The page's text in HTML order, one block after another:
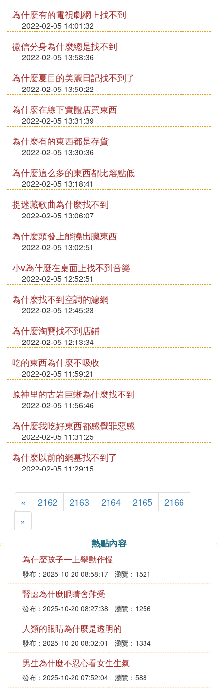
為什麼有的電視劇網上找不到
2022-02-05 14:01:32
微信分身為什麼總是找不到
2022-02-05 13:58:36
為什麼夏目的美麗日記找不到了
2022-02-05 13:50:22
為什麼在線下實體店買東西
2022-02-05 13:31:39
為什麼有的東西都是存貨
2022-02-05 13:30:36
為什麼這么多的東西都比熔點低
2022-02-05 13:18:41
捉迷藏歌曲為什麼找不到
2022-02-05 13:06:07
為什麼頭發上能撓出臟東西
2022-02-05 13:02:51
小v為什麼在桌面上找不到音樂
2022-02-05 12:52:51
為什麼找不到空調的濾網
2022-02-05 12:45:23
為什麼淘寶找不到店鋪
2022-02-05 12:13:34
吃的東西為什麼不吸收
2022-02-05 11:59:21
原神里的古岩巨蜥為什麼找不到
2022-02-05 11:56:46
為什麼我吃好東西都感覺罪惡感
2022-02-05 11:31:25
為什麼以前的網墓找不到了
2022-02-05 11:29:15
« 2162 2163 2164 2165
2166
»
熱點內容
為什麼孩子一上學動作慢
發布：2025-10-20 08:58:17 瀏覽：1521
腎虛為什麼眼睛會難受
發布：2025-10-20 08:27:38 瀏覽：1256
人類的眼睛為什麼是透明的
發布：2025-10-20 08:02:01 瀏覽：1334
男生為什麼不忍心看女生生氣
發布：2025-10-20 07:52:04 瀏覽：588